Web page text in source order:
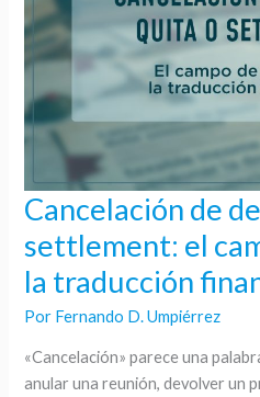
Cancelación de
settlement: el
la traducción
Por Fernando D. Umpiérrez
«Cancelación» parece una
anular una reunión, devolver un
Cancelación
deuda,
quita
o
el
campo